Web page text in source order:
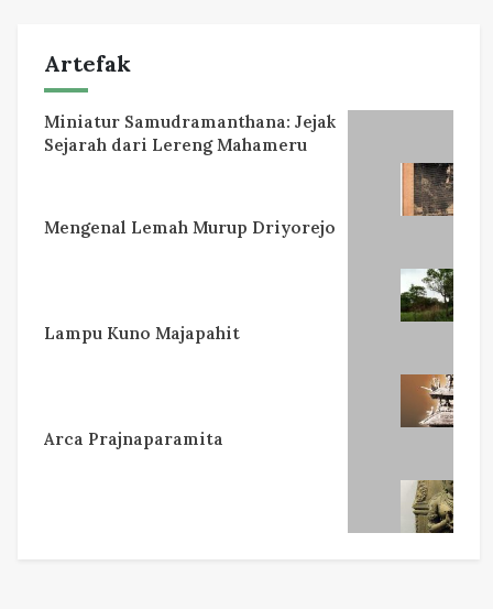
Artefak
Miniatur Samudramanthana: Jejak
Sejarah dari Lereng Mahameru
Mengenal Lemah Murup Driyorejo
Lampu Kuno Majapahit
Arca Prajnaparamita